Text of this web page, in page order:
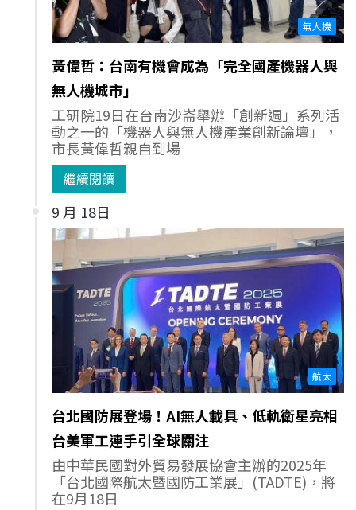
無人機
黃偉哲：台南有機會成為「完全國產機器人與
無人機城市」
工研院19日在台南沙崙舉辦「創新週」系列活
動之一的「機器人與無人機產業創新論壇」，
市長黃偉哲親自到場
繼續閱讀
9 月 18日
航太
台北國防展登場！AI無人載具、低軌衛星亮相
台美軍工連手引全球關注
由中華民國對外貿易發展協會主辦的2025年
「台北國際航太暨國防工業展」(TADTE)，將
在9月18日